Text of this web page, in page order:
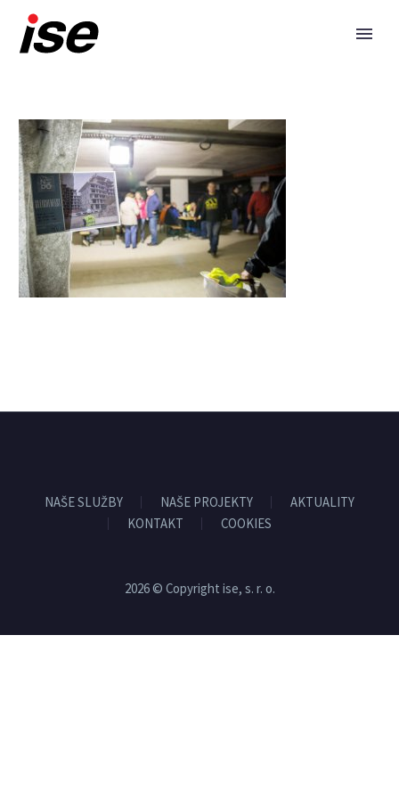
NAŠE SLUŽBY NAŠE PROJEKTY
AKTUALITY
KONTAKT
COOKIES
2026 © Copyright ise, s. r. o.